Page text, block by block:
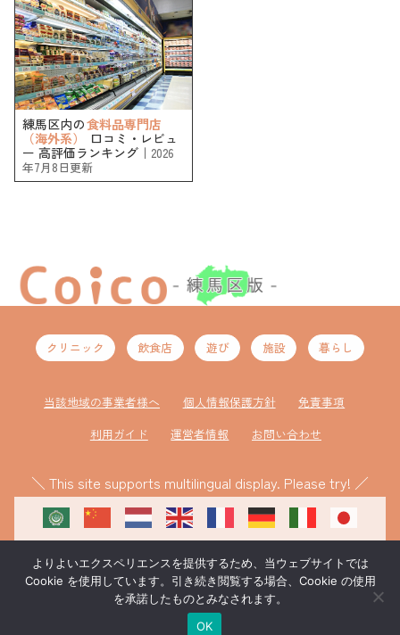
練馬区内の食料品専門店
（海外系）
口コミ・レビュ
ー 高評価ランキング｜ 2026
年7月8日更新
クリニック 飲食店 遊び 施設 暮らし
当該地域の事業者様へ 個人情報保護方針
免責事項
利用ガイド
運営者情報 お問い合わせ
＼ This site supports multilingual display. Please try! ／
ものづくり補助金により作成
©coico 練馬区版
よりよいエクスペリエンスを提供するため、当ウェブサイトでは
Cookie を使用しています。引き続き閲覧する場合、Cookie の使用
を承諾したものとみなされます。
OK